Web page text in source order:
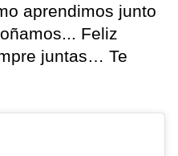
aprendimos junto
Feliz
juntas… Te